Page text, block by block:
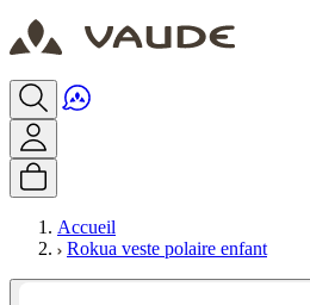
Accueil
Rokua veste polaire enfant